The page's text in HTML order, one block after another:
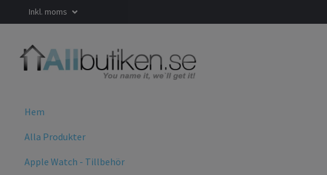
Inkl. moms
Hem
Alla Produkter
Apple Watch - Tillbehör